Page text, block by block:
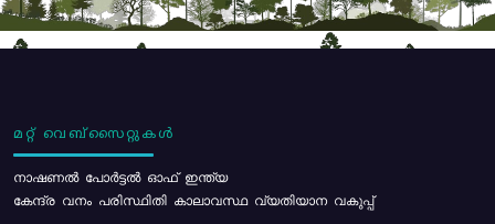
മറ്റ് വെബ്സൈറ്റുകൾ
നാഷണൽ പോർട്ടൽ ഓഫ് ഇന്ത്യ
കേന്ദ്ര വനം പരിസ്ഥിതി കാലാവസ്ഥ വ്യതിയാന വകുപ്പ്